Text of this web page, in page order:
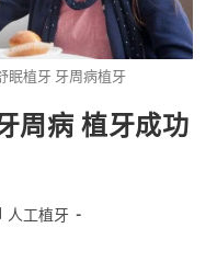
眠植牙 牙周病植牙
周病 植牙成功
人工植牙